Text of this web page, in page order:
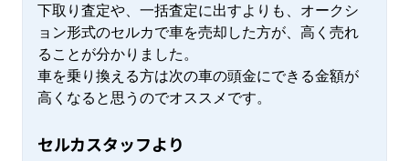
下取り査定や、一括査定に出すよりも、オークシ
ョン形式のセルカで車を売却した方が、高く売れ
ることが分かりました。
車を乗り換える方は次の車の頭金にできる金額が
高くなると思うのでオススメです。
セルカスタッフより